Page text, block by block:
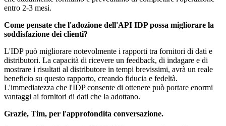
entro 2-3 mesi.
Come pensate che l'adozione dell'API IDP possa migliorare la
soddisfazione dei clienti?
L'IDP può migliorare notevolmente i rapporti tra fornitori di dati e
distributori. La capacità di ricevere un feedback, di indagare e di
mostrare i risultati al distributore in tempi brevissimi, avrà un reale
beneficio su questo rapporto, creando fiducia e fedeltà.
L'immediatezza che l'IDP consente di ottenere può portare enormi
vantaggi ai fornitori di dati che la adottano.
Grazie, Tim, per l'approfondita conversazione.